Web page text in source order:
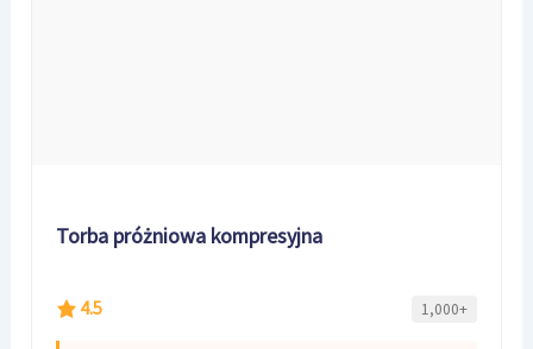
Torba próżniowa kompresyjna
4.5 1,000+